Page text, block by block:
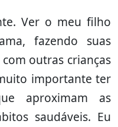
Ver o meu filho
fazendo suas
outras crianças
importante ter
aproximam as
saudáveis. Eu